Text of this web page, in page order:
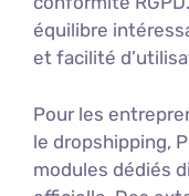
équilibre
et facilité
Pour les
le dropshipping,
modules dédiés